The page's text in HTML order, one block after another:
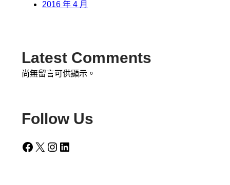
2016 年 4 月
Latest Comments
尚無留言可供顯示。
Follow Us
Facebook X Instagram LinkedIn